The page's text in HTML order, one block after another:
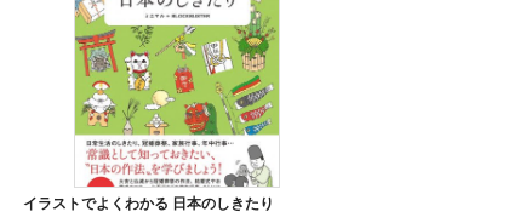
イラストでよくわかる 日本のしきたり